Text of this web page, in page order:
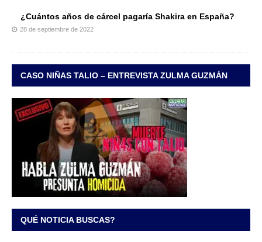
¿Cuántos años de cárcel pagaría Shakira en España?
28 de septiembre de 2022
CASO NIÑAS TALIO – ENTREVISTA ZULMA GUZMÁN
QUÉ NOTICIA BUSCAS?